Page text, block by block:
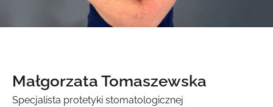
Małgorzata Tomaszewska
Specjalista protetyki stomatologicznej